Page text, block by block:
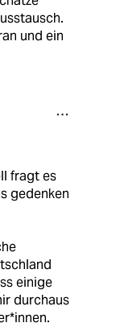
und ein
fragt es
gedenken
einige
durchaus